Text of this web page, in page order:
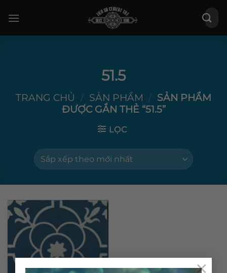
×
qua
Tìm
kiếm:
51.5
TRANG CHỦ / SẢN PHẨM / SẢN PHẨM
ĐƯỢC GẮN THẺ “51.5”
LỌC